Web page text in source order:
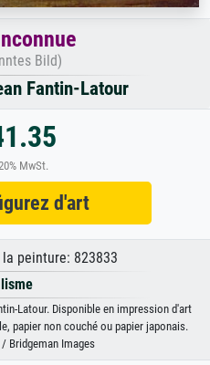
Bild)
Fantin-Latour
MwSt.
d'art
peinture: 823833
Latour. Disponible en impression d'art
papier non couché ou papier japonais.
Bridgeman Images